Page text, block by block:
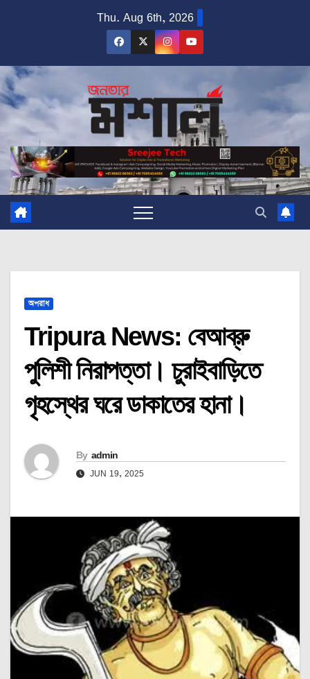
Thu. Aug 6th, 2026
অপরাধ
Tripura News: বেআব্রু
পুলিশী নিরাপত্তা। চুরাইবাড়িতে
গৃহস্থের ঘরে ডাকাতের হানা।
By admin
JUN 19, 2025